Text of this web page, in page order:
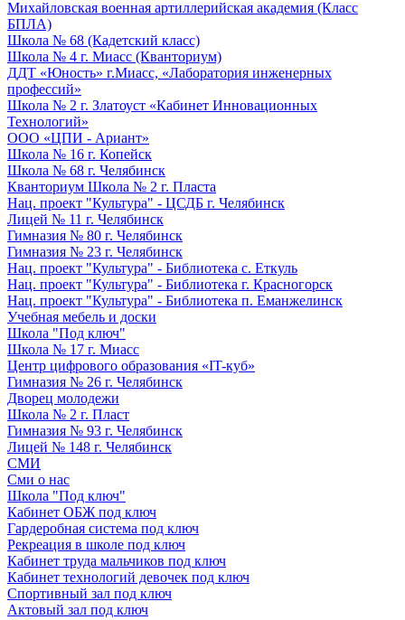
Михайловская военная артиллерийская академия (Класс
БПЛА)
Школа № 68 (Кадетский класс)
Школа № 4 г. Миасс (Кванториум)
ДДТ «Юность» г.Миасс, «Лаборатория инженерных
профессий»
Школа № 2 г. Златоуст «Кабинет Инновационных
Технологий»
ООО «ЦПИ - Ариант»
Школа № 16 г. Копейск
Школа № 68 г. Челябинск
Кванториум Школа № 2 г. Пласта
Нац. проект "Культура" - ЦСДБ г. Челябинск
Лицей № 11 г. Челябинск
Гимназия № 80 г. Челябинск
Гимназия № 23 г. Челябинск
Нац. проект "Культура" - Библиотека с. Еткуль
Нац. проект "Культура" - Библиотека г. Красногорск
Нац. проект "Культура" - Библиотека п. Еманжелинск
Учебная мебель и доски
Школа "Под ключ"
Школа № 17 г. Миасс
Центр цифрового образования «IT-куб»
Гимназия № 26 г. Челябинск
Дворец молодежи
Школа № 2 г. Пласт
Гимназия № 93 г. Челябинск
Лицей № 148 г. Челябинск
СМИ
Сми о нас
Школа "Под ключ"
Кабинет ОБЖ под ключ
Гардеробная система под ключ
Рекреация в школе под ключ
Кабинет труда мальчиков под ключ
Кабинет технологий девочек под ключ
Спортивный зал под ключ
Актовый зал под ключ